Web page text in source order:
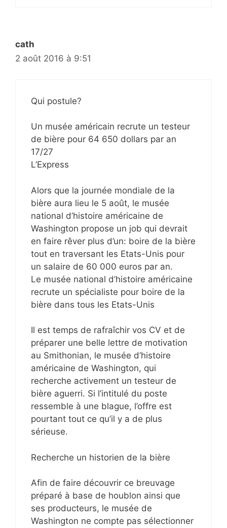
cath
2 août 2016 à 9:51
Qui postule?
Un musée américain recrute un testeur
de bière pour 64 650 dollars par an
17/27
L’Express
Alors que la journée mondiale de la
bière aura lieu le 5 août, le musée
national d’histoire américaine de
Washington propose un job qui devrait
en faire rêver plus d’un: boire de la bière
tout en traversant les Etats-Unis pour
un salaire de 60 000 euros par an.
Le musée national d’histoire américaine
recrute un spécialiste pour boire de la
bière dans tous les Etats-Unis
Il est temps de rafraîchir vos CV et de
préparer une belle lettre de motivation
au Smithonian, le musée d’histoire
américaine de Washington, qui
recherche activement un testeur de
bière aguerri. Si l’intitulé du poste
ressemble à une blague, l’offre est
pourtant tout ce qu’il y a de plus
sérieuse.
Recherche un historien de la bière
Afin de faire découvrir ce breuvage
préparé à base de houblon ainsi que
ses producteurs, le musée de
Washington ne compte pas sélectionner